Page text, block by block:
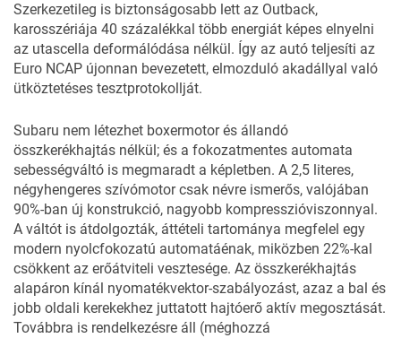
Szerkezetileg is biztonságosabb lett az Outback,
karosszériája 40 százalékkal több energiát képes elnyelni
az utascella deformálódása nélkül. Így az autó teljesíti az
Euro NCAP újonnan bevezetett, elmozduló akadállyal való
ütköztetéses tesztprotokollját.
Subaru nem létezhet boxermotor és állandó
összkerékhajtás nélkül; és a fokozatmentes automata
sebességváltó is megmaradt a képletben. A 2,5 literes,
négyhengeres szívómotor csak névre ismerős, valójában
90%-ban új konstrukció, nagyobb kompresszióviszonnyal.
A váltót is átdolgozták, áttételi tartománya megfelel egy
modern nyolcfokozatú automatáénak, miközben 22%-kal
csökkent az erőátviteli vesztesége. Az összkerékhajtás
alapáron kínál nyomatékvektor-szabályozást, azaz a bal és
jobb oldali kerekekhez juttatott hajtóerő aktív megosztását.
Továbbra is rendelkezésre áll (méghozzá